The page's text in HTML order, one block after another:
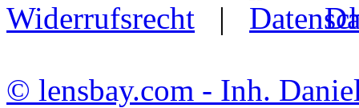
Widerrufsrecht |
© lensbay.com - Inh.